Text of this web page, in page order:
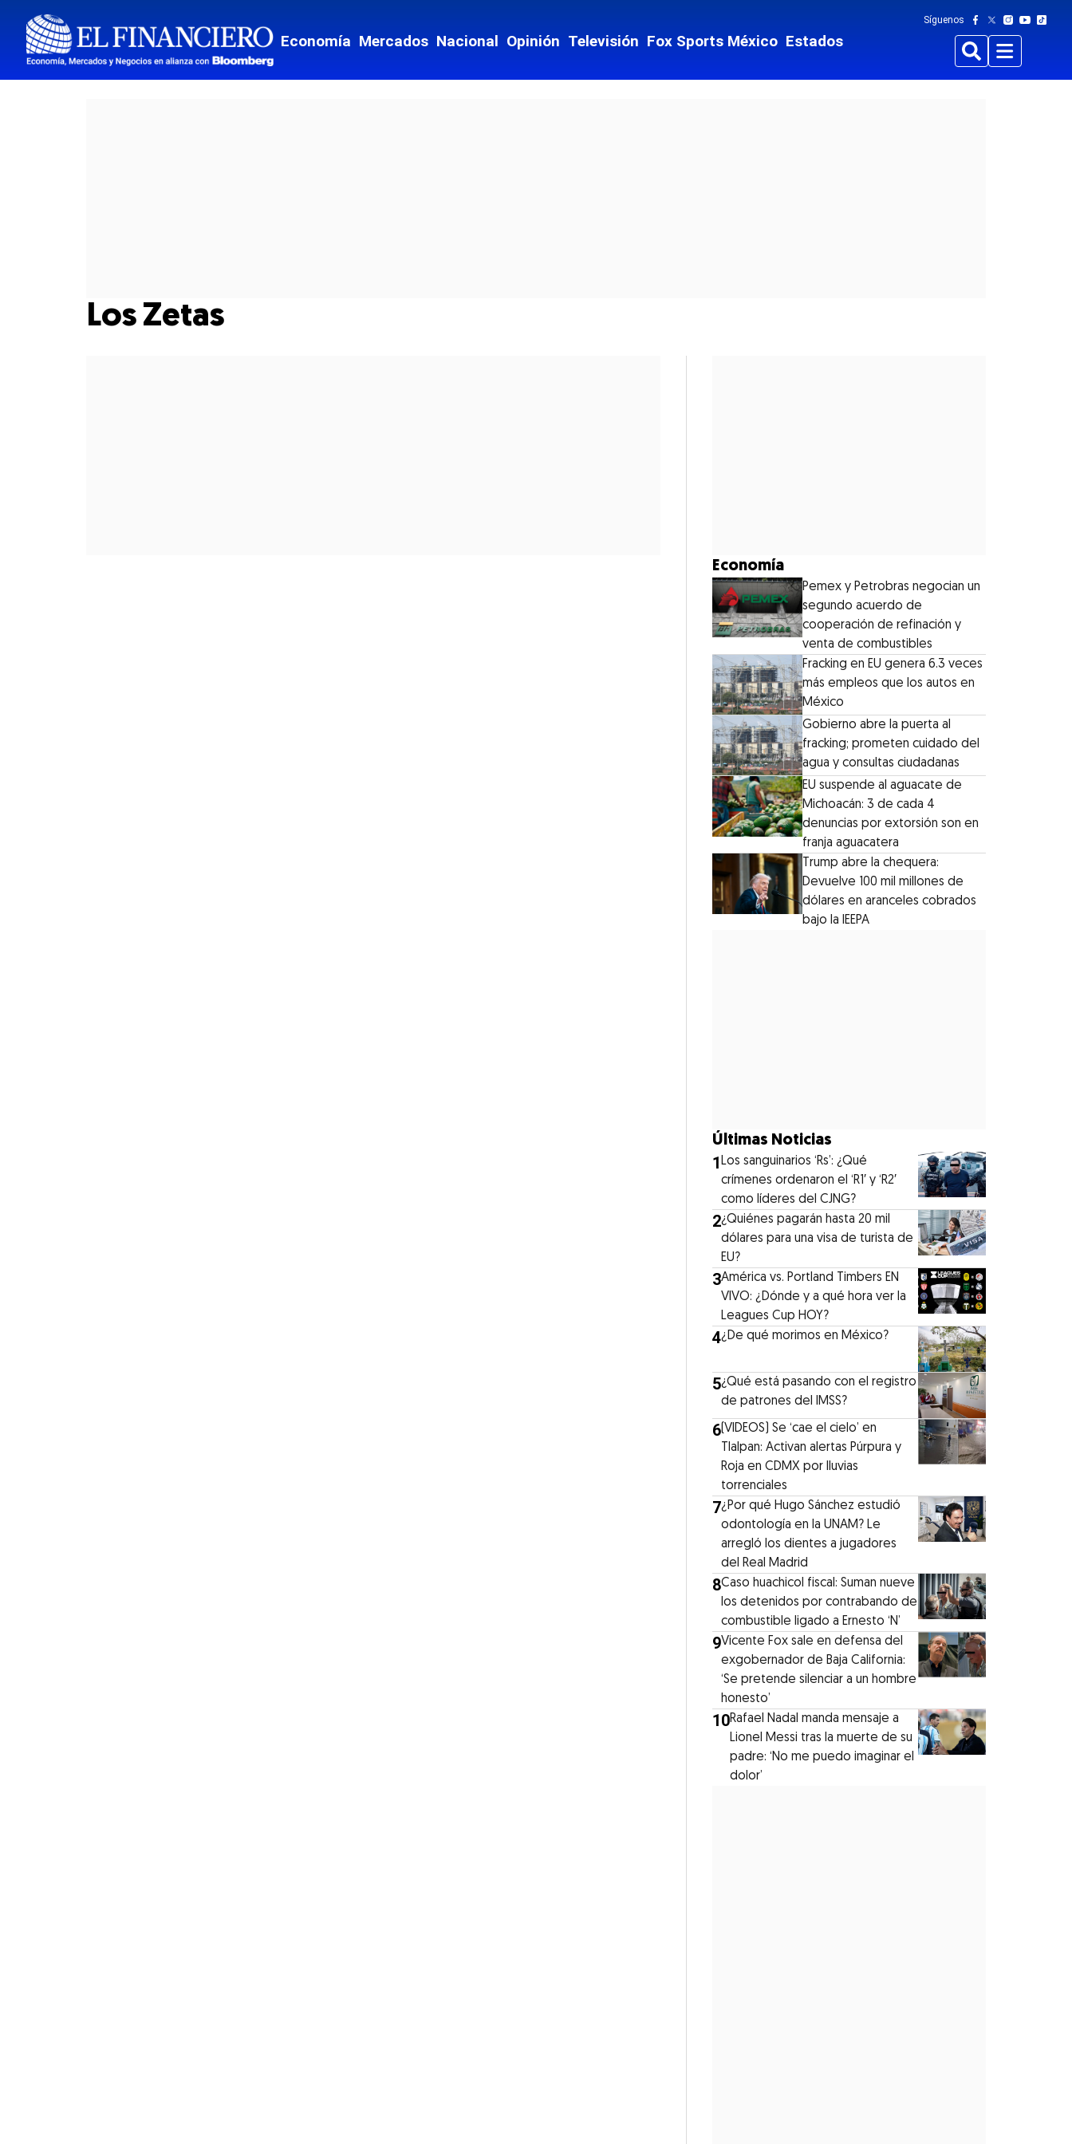
Economía Mercados Nacional Opinión Televisión Fox Sports México Estados
Síguenos
BuscarMenu
Los Zetas
Economía
Pemex y Petrobras negocian un
segundo acuerdo de
cooperación de refinación y
venta de combustibles
Fracking en EU genera 6.3 veces
más empleos que los autos en
México
Gobierno abre la puerta al
fracking; prometen cuidado del
agua y consultas ciudadanas
EU suspende al aguacate de
Michoacán: 3 de cada 4
denuncias por extorsión son en
franja aguacatera
Trump abre la chequera:
Devuelve 100 mil millones de
dólares en aranceles cobrados
bajo la IEEPA
Últimas Noticias
1Los sanguinarios ‘Rs’: ¿Qué
crímenes ordenaron el ‘R1′ y ‘R2′
como líderes del CJNG?
2¿Quiénes pagarán hasta 20 mil
dólares para una visa de turista de
EU?
3América vs. Portland Timbers EN
VIVO: ¿Dónde y a qué hora ver la
Leagues Cup HOY?
4¿De qué morimos en México?
5¿Qué está pasando con el registro
de patrones del IMSS?
6(VIDEOS) Se ‘cae el cielo’ en
Tlalpan: Activan alertas Púrpura y
Roja en CDMX por lluvias
torrenciales
7¿Por qué Hugo Sánchez estudió
odontología en la UNAM? Le
arregló los dientes a jugadores
del Real Madrid
8Caso huachicol fiscal: Suman nueve
los detenidos por contrabando de
combustible ligado a Ernesto ‘N’
9Vicente Fox sale en defensa del
exgobernador de Baja California:
‘Se pretende silenciar a un hombre
honesto’
10Rafael Nadal manda mensaje a
Lionel Messi tras la muerte de su
padre: ‘No me puedo imaginar el
dolor’